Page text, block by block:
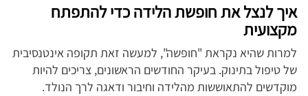
איך לנצל את חופשת הלידה כדי להתפתח
מקצועית
למרות שהיא נקראת "חופשה", למעשה זאת תקופה אינטנסיבית
של טיפול בתינוק. בעיקר החודשים הראשונים, צריכים להיות
מוקדשים להתאוששות מהלידה וחיבור ודאגה לרך הנולד.